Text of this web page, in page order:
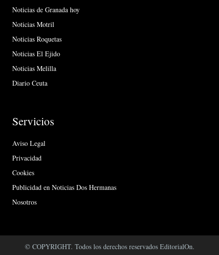
Noticias de Granada hoy
Noticias Motril
Noticias Roquetas
Noticias El Ejido
Noticias Melilla
Diario Ceuta
Servicios
Aviso Legal
Privacidad
Cookies
Publicidad en Noticias Dos Hermanas
Nosotros
© COPYRIGHT. Todos los derechos reservados EditorialOn.